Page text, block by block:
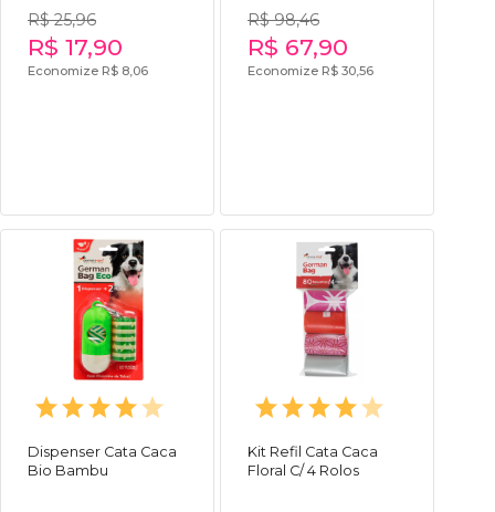
R$ 25,96
R$ 17,90
Economize R$ 8,06
R$ 98,46
R$ 67,90
Economize R$ 30,56
Dispenser Cata Caca
Bio Bambu
Kit Refil Cata Caca
Floral C/ 4 Rolos